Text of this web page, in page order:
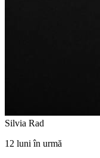
Silvia Rad
12 luni în urmă